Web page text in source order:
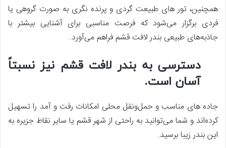
همچنین، تور های طبیعت‌ گردی و پرنده‌ نگری به صورت گروهی یا
فردی برگزار می‌شود که فرصت مناسبی برای آشنایی بیشتر با
جاذبه‌های طبیعی بندر لافت قشم فراهم می‌آورد.
دسترسی به بندر لافت قشم نیز نسبتاً
آسان است.
جاده‌ های مناسب و حمل‌ونقل محلی امکانات رفت و آمد را تسهیل
کرده‌اند و شما می‌توانید به راحتی از شهر قشم یا سایر نقاط جزیره به
این بندر زیبا برسید.